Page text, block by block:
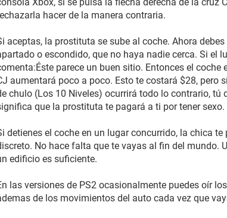
hacer de la manera contraria.
aceptas, la prostituta se sube al coche. Ahora
o escondido, que no haya nadie cerca. Si el
parece un buen sitio. Entonces el coche
aumentará poco a poco. Esto te costará $28, pero
chulo (Los 10 Niveles) ocurrirá todo lo contrario, tú
que la prostituta te pagará a ti por tener sexo.
detienes el coche en un lugar concurrido, la chica
No hace falta que te vayas al fin del mundo.
edificio es suficiente.
las versiones de PS2 ocasionalmente puedes oír
de los movimientos del auto cada vez que